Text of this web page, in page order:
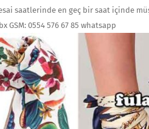
saatlerinde en geç bir saat içinde
GSM: 0554 576 67 85 whatsapp